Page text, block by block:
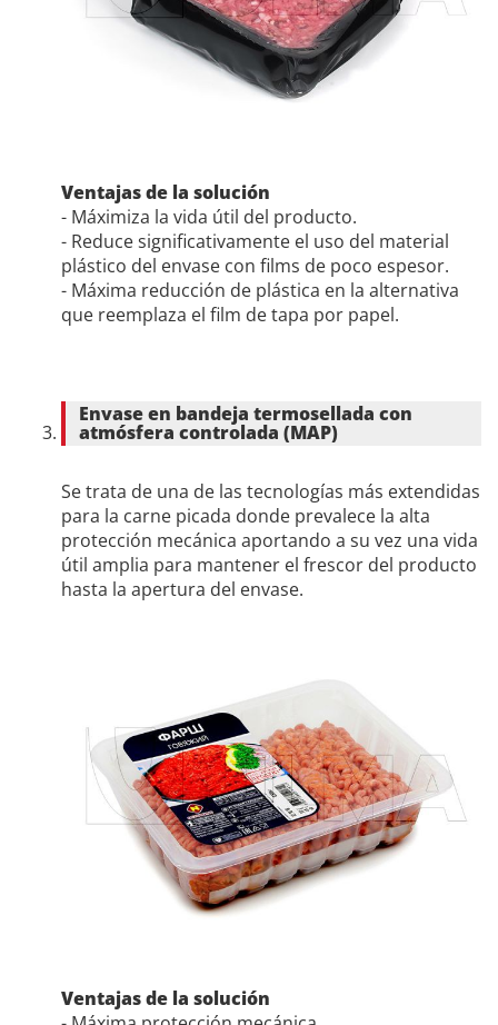
Ventajas de la solución
- Máximiza la vida útil del producto.
- Reduce significativamente el uso del material
plástico del envase con films de poco espesor.
- Máxima reducción de plástica en la alternativa
que reemplaza el film de tapa por papel.
Envase en bandeja termosellada con
atmósfera controlada (MAP)
Se trata de una de las tecnologías más extendidas
para la carne picada donde prevalece la alta
protección mecánica aportando a su vez una vida
útil amplia para mantener el frescor del producto
hasta la apertura del envase.
Ventajas de la solución